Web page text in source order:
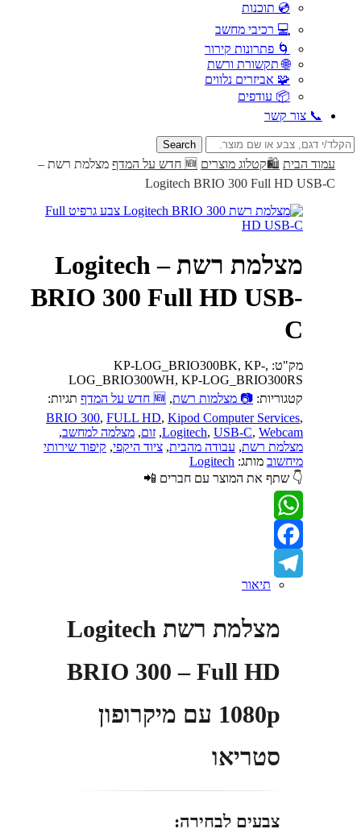
💿 תוכנות
💻 רכיבי מחשב
🌀 פתרונות קירור
🌐 תקשורת ורשת
🧩 אביזרים נלווים
📦 עודפים
📞 צור קשר
Search
for:
עמוד הבית 🛍️קטלוג מוצרים 🆕 חדש על המדף
מצלמת רשת –
Logitech BRIO 300 Full HD USB-C
מצלמת רשת – Logitech
BRIO 300 Full HD USB-
C
מק"ט: ,KP-LOG_BRIO300BK, KP-
LOG_BRIO300WH, KP-LOG_BRIO300RS
קטגוריות: 📷 מצלמות רשת, 🆕 חדש על המדף
תגיות:
BRIO 300, FULL HD, Kipod Computer Services,
Logitech, USB-C, Webcam
, זום, מצלמה למחשב,
מצלמת רשת, עבודה מהבית, ציוד היקפי, קיפוד שירותי
מיחשוב מותג: Logitech
👇 שתף את המוצר עם חברים 📲
WhatsApp
Facebook
Telegram
תיאור
מצלמת רשת Logitech
BRIO 300 – Full HD
1080p עם מיקרופון
סטריאו
צבעים לבחירה: